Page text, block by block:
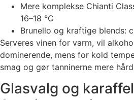
Mere komplekse Chianti
16–18 °C
Brunello og kraftige blends:
Serveres vinen for varm, vil
dominerende, mens for kold
smag og gør tanninerne mere
Glasvalg og